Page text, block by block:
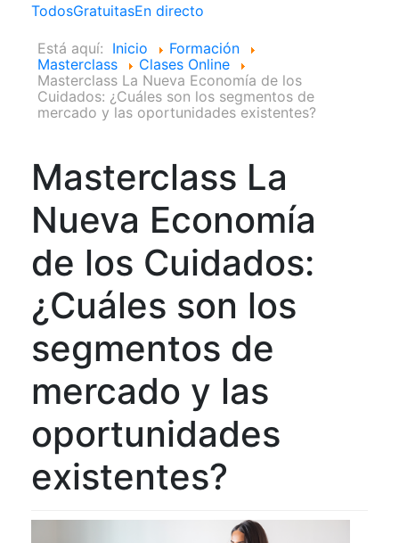
TodosGratuitasEn directo
Está aquí: Inicio
Formación
Masterclass
Clases Online
Masterclass La Nueva Economía de los
Cuidados: ¿Cuáles son los segmentos de
mercado y las oportunidades existentes?
Masterclass La
Nueva Economía
de los Cuidados:
¿Cuáles son los
segmentos de
mercado y las
oportunidades
existentes?